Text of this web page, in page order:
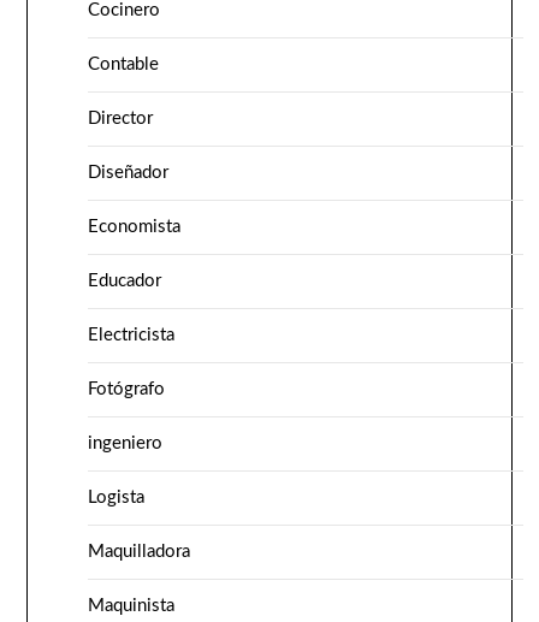
Cocinero
Contable
Director
Diseñador
Economista
Educador
Electricista
Fotógrafo
ingeniero
Logista
Maquilladora
Maquinista